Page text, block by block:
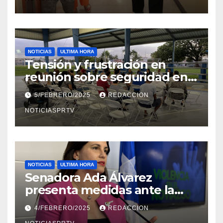
NOTICIAS ULTIMA HORA
Tensión y frustración en
reunión sobre seguridad en
Reparto Metropolitano
5/FEBRERO/2025 REDACCION
NOTICIASPRTV
NOTICIAS ULTIMA HORA
Senadora Ada Álvarez
presenta medidas ante la
violencia en el noviazgo
4/FEBRERO/2025 REDACCION